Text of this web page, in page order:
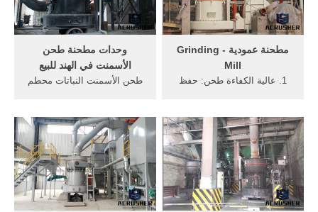
الكرة المقلوبة ...
وحدات مطحنة طحن
الأسمنت في الهند للبيع
طحن الأسمنت النباتات محطم
وحدة في الهند YUGIOH
محطم البازلت طحن محطة
طحن الأسمنت بقدرة 2000000
طن وحدة من وحدات المصنع
تستخدم موردون مطحنة الكرة
في الهند .
مطحنة عمودية - Grinding
Mill
1. عالية الكفاءة طحن: حفظ
قدرة التجفيف قوية: الجافة
وطحن المواد الخام مع محتوى
الرطوبة بقدر 15٪. 3.
Mutifunction: سحق ،
والتجفيف ، وطحن ، وفصل
ونقل. 4.